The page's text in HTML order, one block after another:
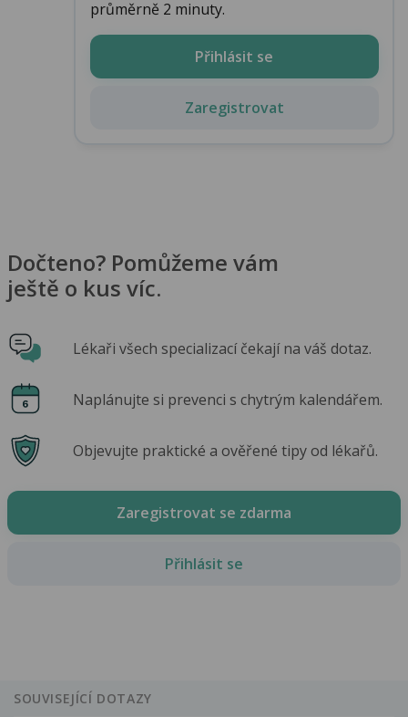
průměrně 2 minuty.
Přihlásit se
Zaregistrovat
Dočteno? Pomůžeme vám
ještě o kus víc.
Lékaři všech specializací čekají na váš dotaz.
Naplánujte si prevenci s chytrým kalendářem.
Objevujte praktické a ověřené tipy od lékařů.
Zaregistrovat se zdarma
Přihlásit se
SOUVISEJÍCÍ DOTAZY